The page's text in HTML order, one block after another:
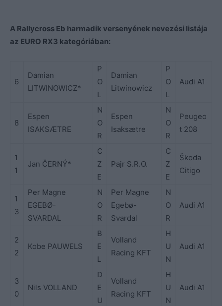
A Rallycross Eb harmadik versenyének nevezési listája
az EURO RX3 kategóriában:
6
Damian
LITWINOWICZ*
P
O
L
Damian
Litwinowicz
P
O
L
Audi A1
8
Espen
ISAKSÆTRE
N
O
R
Espen
Isaksætre
N
O
R
Peugeo
t 208
1
1
Jan ČERNÝ*
C
Z
E
Pajr S.R.O.
C
Z
E
Škoda
Citigo
1
3
Per Magne
EGEBØ-
SVARDAL
N
O
R
Per Magne
Egebø-
Svardal
N
O
R
Audi A1
2
2
Kobe PAUWELS
B
E
L
Volland
Racing KFT
H
U
N
Audi A1
3
0
Nils VOLLAND
D
E
U
Volland
Racing KFT
H
U
N
Audi A1